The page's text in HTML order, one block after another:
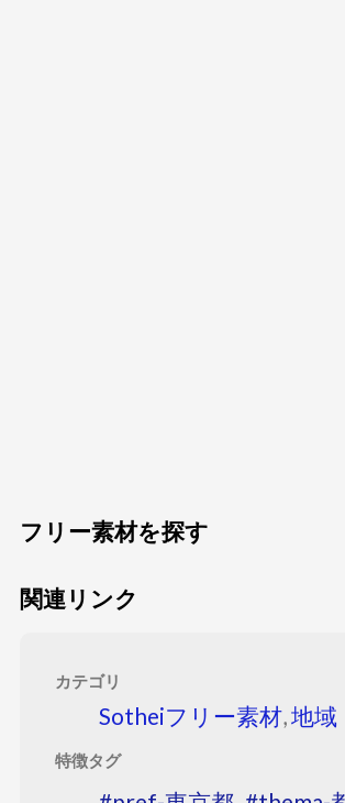
フリー素材を探す
関連リンク
カテゴリ
Sotheiフリー素材,地域
特徴タグ